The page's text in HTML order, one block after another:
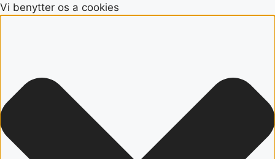
Vi benytter os a cookies